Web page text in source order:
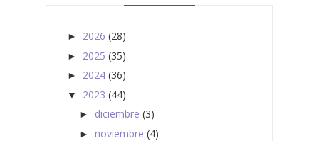
► 2026 (28)
► 2025 (35)
► 2024 (36)
▼ 2023 (44)
► diciembre (3)
► noviembre (4)